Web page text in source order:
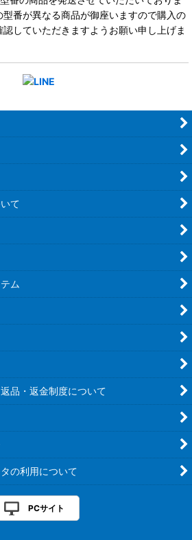
番が異なる商品が御座いますので購入の
していただきますようお願い申し上げま
て
ム
品・返金制度について
の利用について
PCサイト